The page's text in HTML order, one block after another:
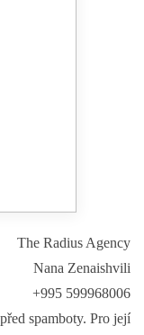
The Radius Agency
Nana Zenaishvili
+995 599968006
spamboty. Pro její